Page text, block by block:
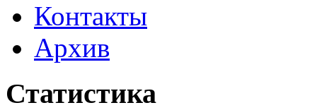
Контакты
Архив
Статистика